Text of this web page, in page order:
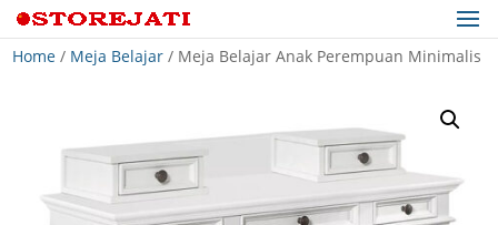
Home / Meja Belajar / Meja Belajar Anak Perempuan Minimalis